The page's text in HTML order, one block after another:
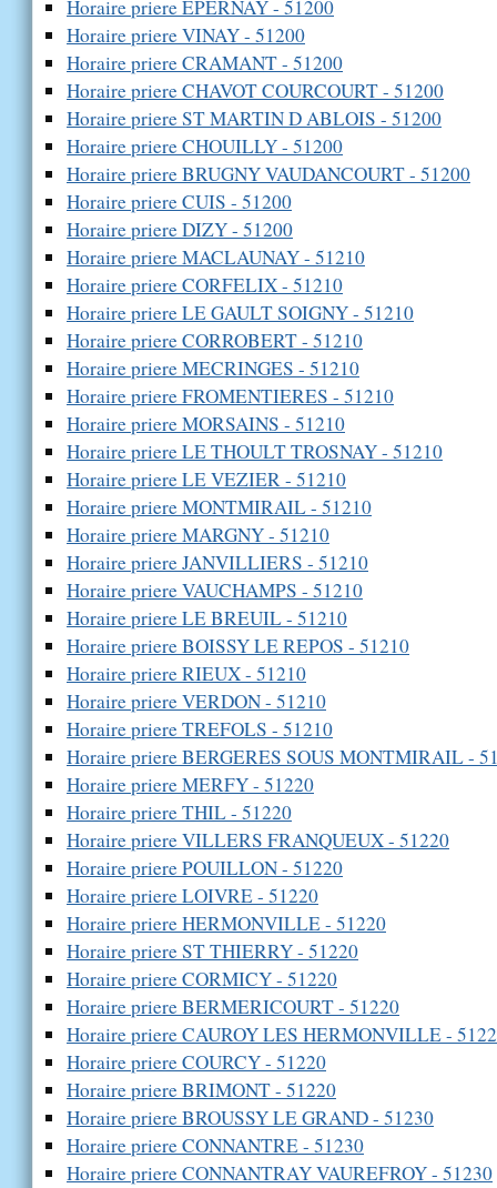
Horaire priere EPERNAY - 51200
Horaire priere VINAY - 51200
Horaire priere CRAMANT - 51200
Horaire priere CHAVOT COURCOURT - 51200
Horaire priere ST MARTIN D ABLOIS - 51200
Horaire priere CHOUILLY - 51200
Horaire priere BRUGNY VAUDANCOURT - 51200
Horaire priere CUIS - 51200
Horaire priere DIZY - 51200
Horaire priere MACLAUNAY - 51210
Horaire priere CORFELIX - 51210
Horaire priere LE GAULT SOIGNY - 51210
Horaire priere CORROBERT - 51210
Horaire priere MECRINGES - 51210
Horaire priere FROMENTIERES - 51210
Horaire priere MORSAINS - 51210
Horaire priere LE THOULT TROSNAY - 51210
Horaire priere LE VEZIER - 51210
Horaire priere MONTMIRAIL - 51210
Horaire priere MARGNY - 51210
Horaire priere JANVILLIERS - 51210
Horaire priere VAUCHAMPS - 51210
Horaire priere LE BREUIL - 51210
Horaire priere BOISSY LE REPOS - 51210
Horaire priere RIEUX - 51210
Horaire priere VERDON - 51210
Horaire priere TREFOLS - 51210
Horaire priere BERGERES SOUS MONTMIRAIL -
Horaire priere MERFY - 51220
Horaire priere THIL - 51220
Horaire priere VILLERS FRANQUEUX - 51220
Horaire priere POUILLON - 51220
Horaire priere LOIVRE - 51220
Horaire priere HERMONVILLE - 51220
Horaire priere ST THIERRY - 51220
Horaire priere CORMICY - 51220
Horaire priere BERMERICOURT - 51220
Horaire priere CAUROY LES HERMONVILLE -
Horaire priere COURCY - 51220
Horaire priere BRIMONT - 51220
Horaire priere BROUSSY LE GRAND - 51230
Horaire priere CONNANTRE - 51230
Horaire priere CONNANTRAY VAUREFROY - 51230